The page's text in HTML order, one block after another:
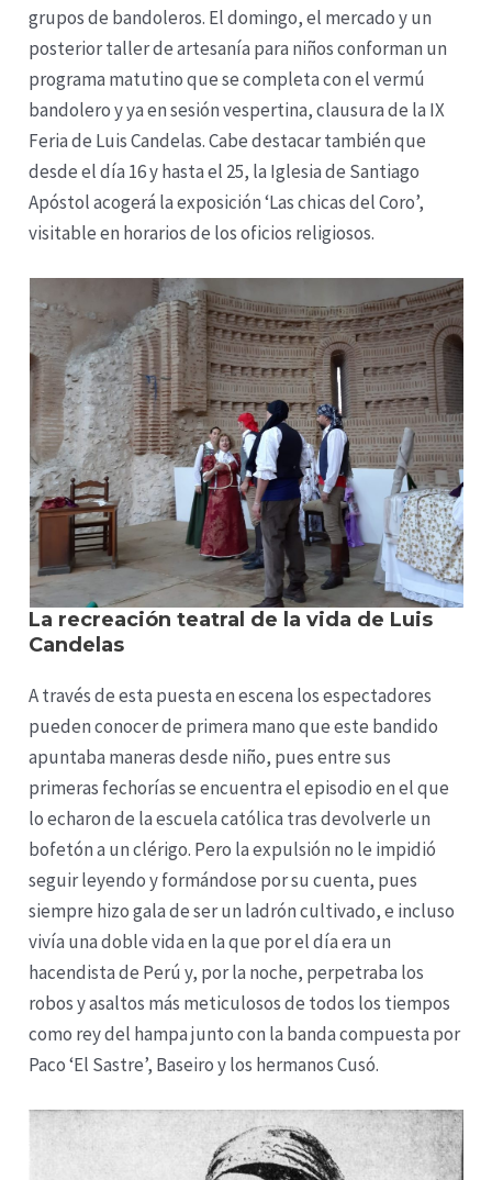
grupos de bandoleros. El domingo, el mercado y un
posterior taller de artesanía para niños conforman un
programa matutino que se completa con el vermú
bandolero y ya en sesión vespertina, clausura de la IX
Feria de Luis Candelas. Cabe destacar también que
desde el día 16 y hasta el 25, la Iglesia de Santiago
Apóstol acogerá la exposición ‘Las chicas del Coro’,
visitable en horarios de los oficios religiosos.
La recreación teatral de la vida de Luis
Candelas
A través de esta puesta en escena los espectadores
pueden conocer de primera mano que este bandido
apuntaba maneras desde niño, pues entre sus
primeras fechorías se encuentra el episodio en el que
lo echaron de la escuela católica tras devolverle un
bofetón a un clérigo. Pero la expulsión no le impidió
seguir leyendo y formándose por su cuenta, pues
siempre hizo gala de ser un ladrón cultivado, e incluso
vivía una doble vida en la que por el día era un
hacendista de Perú y, por la noche, perpetraba los
robos y asaltos más meticulosos de todos los tiempos
como rey del hampa junto con la banda compuesta por
Paco ‘El Sastre’, Baseiro y los hermanos Cusó.